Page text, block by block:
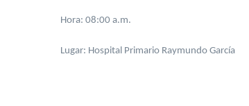
Hora: 08:00 a.m.
Lugar: Hospital Primario Raymundo García